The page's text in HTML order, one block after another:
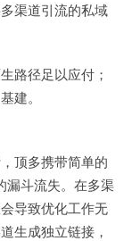
渠道引流的私域
路径足以应付；
建。
顶多携带简单的
漏斗流失。在多渠
导致优化工作无
生成独立链接，